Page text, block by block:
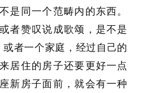
是同一个范畴内的东西。
者赞叹说成歌颂，是不是
者一个家庭，经过自己的
居住的房子还要更好一点
新房子面前，就会有一种